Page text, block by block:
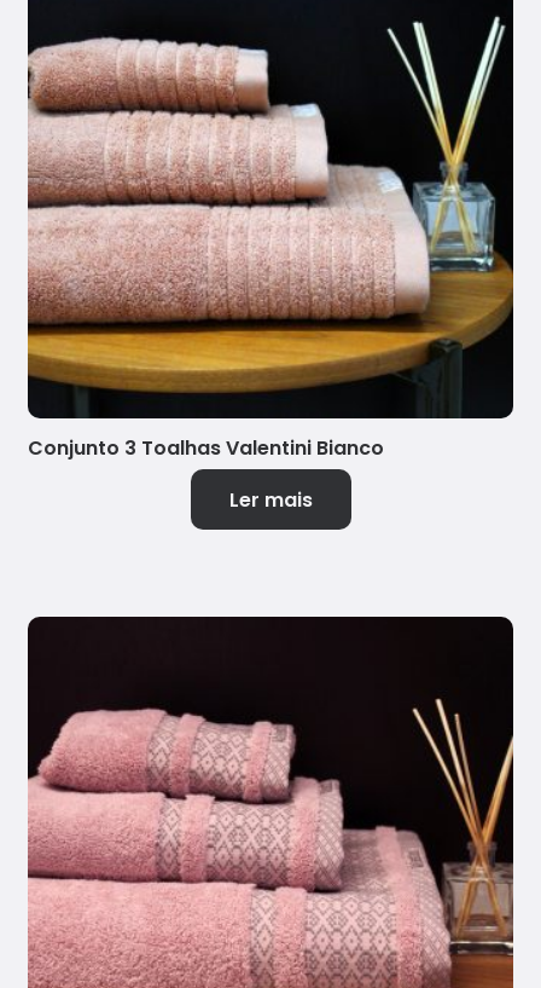
Conjunto 3 Toalhas Valentini Bianco
Ler mais